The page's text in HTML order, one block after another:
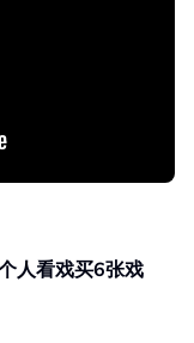
人看戏买6张戏